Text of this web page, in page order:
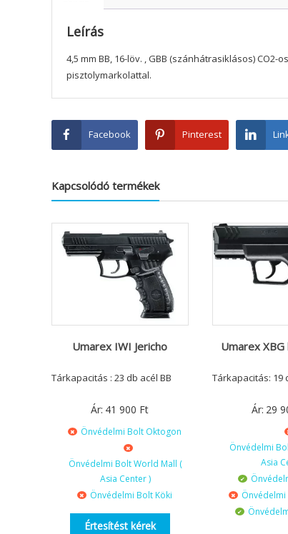
Leírás
4,5 mm BB, 16-löv. , GBB (szánhátrasiklásos)
pisztolymarkolattal.
Facebook Pinterest
Kapcsolódó termékek
Umarex IWI Jericho
Tárkapacitás : 23 db acél BB
Ár: 41 900 Ft
Önvédelmi Bolt Oktogon
Önvédelmi Bolt World Mall (
Asia Center )
Önvédelmi Bolt Köki
Értesítést kérek
Umarex
Tárkapacitás: 19
Ár: 29
Önvédelmi
Asia